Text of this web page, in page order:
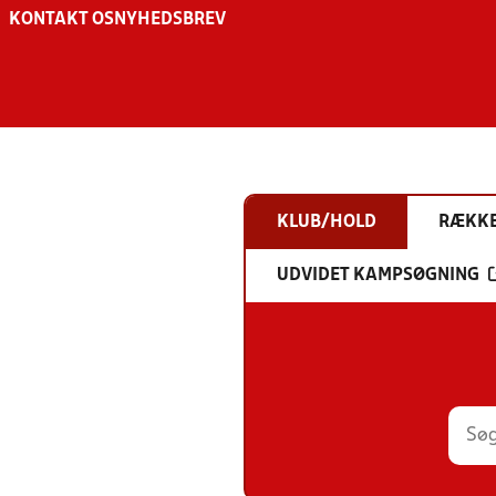
KONTAKT OS NYHEDSBREV
KLUB/HOLD
UDVIDET KAMPSØGNING